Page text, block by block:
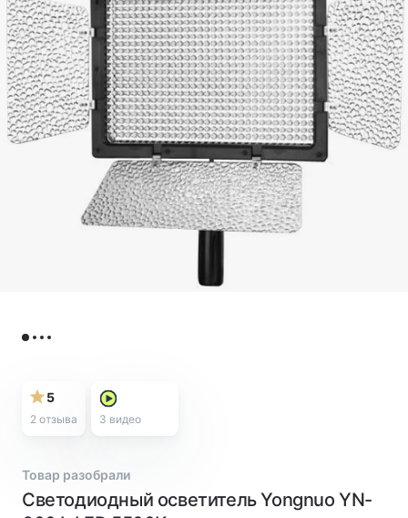
5
2 отзыва 3 видео
Товар разобрали
Светодиодный осветитель Yongnuo YN-